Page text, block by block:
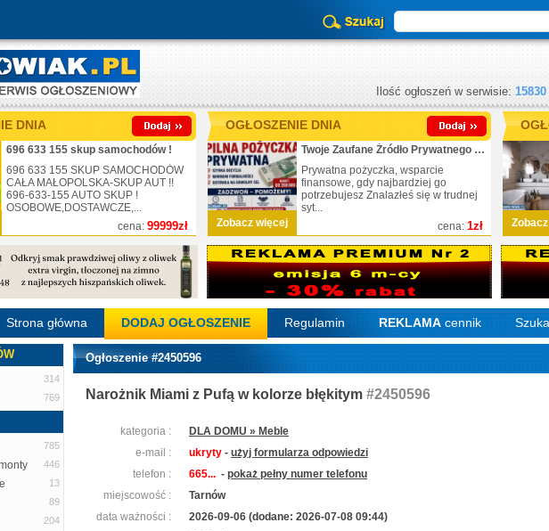
Ilość ogłoszeń w serwisie: 15830
DNIA
cena: 99999zł
696 633 155 skup samochodów !
696 633 155 SKUP SAMOCHODÓW
CAŁA MAŁOPOLSKA-SKUP AUT !!
696-633-155 AUTO SKUP !
OSOBOWE,DOSTAWCZE,...
OGŁOSZENIE DNIA
Zobacz więcej cena: 1zł
Twoje Zaufane Źródło Prywatnego Finansowania
Prywatna pożyczka, wsparcie
finansowe, gdy najbardziej go
potrzebujesz Znalazłeś się w trudnej
syt...
Strona główna DODAJ OGŁOSZENIE Regulamin REKLAMA cennik
314
769
785
446
13
89
204
Ogłoszenie #2450596
Narożnik Miami z Pufą w kolorze błękitym #2450596
kategoria :
DLA DOMU » Meble
e-mail :
ukryty - użyj formularza odpowiedzi
telefon :
665... - pokaż pełny numer telefonu
miejscowość :
Tarnów
data ważności :
2026-09-06 (dodane: 2026-07-08 09:44)